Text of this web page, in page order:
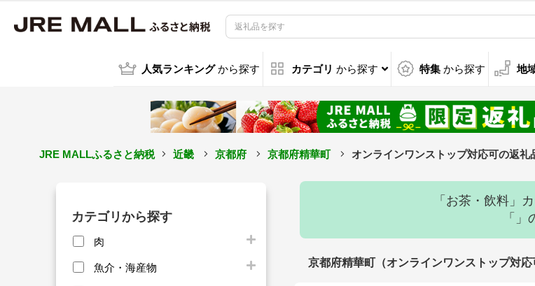
人気ランキング から探す カテゴリ から探す 特集 から探す 地
JRE MALLふるさと納税 近畿 京都府 京都府精華町 オンラインワンストップ対応可の返礼
カテゴリから探す
肉
魚介・海産物
「お茶・飲料」
「
京都府精華町（オンラインワンストップ対